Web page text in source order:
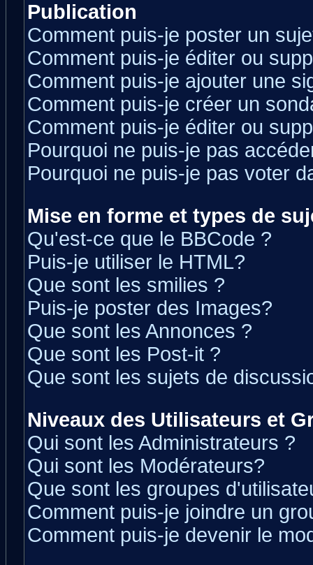
Publication
Comment puis-je poster un
Comment puis-je éditer ou
Comment puis-je ajouter une
Comment puis-je créer un
Comment puis-je éditer ou
Pourquoi ne puis-je pas
Pourquoi ne puis-je pas voter
Mise en forme et types de
Qu'est-ce que le BBCode ?
Puis-je utiliser le HTML?
Que sont les smilies ?
Puis-je poster des Images?
Que sont les Annonces ?
Que sont les Post-it ?
Que sont les sujets de
Niveaux des Utilisateurs et
Qui sont les Administrateurs ?
Qui sont les Modérateurs?
Que sont les groupes
Comment puis-je joindre un
Comment puis-je devenir le